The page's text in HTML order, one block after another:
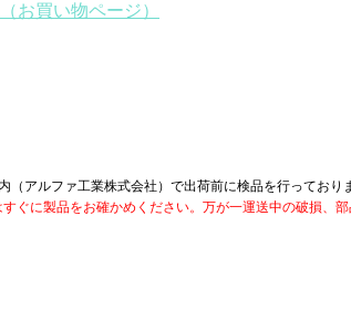
買い物ページ）
アルファ工業株式会社）で出荷前に検品を行ってお
ぐに製品をお確かめください。万が一運送中の破損、